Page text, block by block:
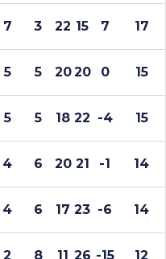
7 3 22 15 7 17
5 5 2020 0 15
5 5 18 22 -4 15
4 6 20 21 -1 14
4 6 17 23 -6 14
2 8 11 26 -15 12